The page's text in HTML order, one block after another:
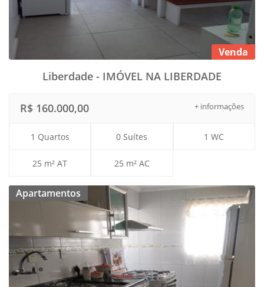
Venda
Liberdade - IMÓVEL NA LIBERDADE
+ informações
R$ 160.000,00
1 Quartos 0 Suítes 1 WC
25 m² AT 25 m² AC
Apartamentos